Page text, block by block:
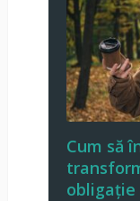
Cum să
obligație